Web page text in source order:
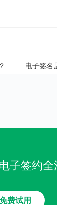
电子签名
子签约全
免费试用